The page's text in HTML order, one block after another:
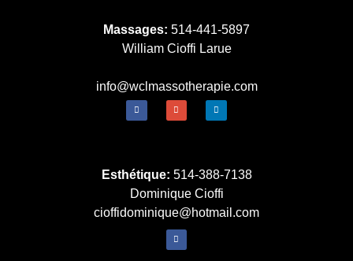
Massages: 514-441-5897
William Cioffi Larue
info@wclmassotherapie.com
Esthétique: 514-388-7138
Dominique Cioffi
cioffidominique@hotmail.com